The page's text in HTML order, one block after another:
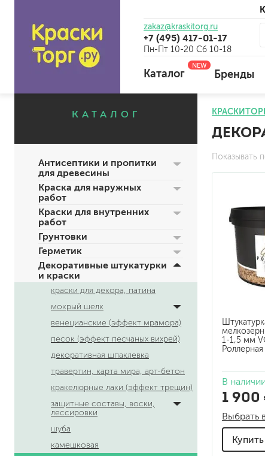
zakaz@kraskitorg.ru
+7 (495) 417-01-17
Пн-Пт 10-20 Сб 10-18
Каталог
NEW
для наружных работ
для внутренних работ
универсальные
отбеливающие
универсальные
бетоноконтакт и для
для древесины
по металлу
под декоративные
для гипсокартона
под штукатурку
для паркета и
для стен, потолков
Бренды
КАТАЛОГ
Антисептики и пропитки
для древесины
Краска для наружных
работ
Краски для внутренних
работ
Грунтовки
Герметик
Декоративные штукатурки
и краски
краски для декора, патина
мокрый шелк
венецианские (эффект мрамора)
песок (эффект песчаных вихрей)
декоративная шпаклевка
травертин, карта мира, арт-бетон
кракелюрные лаки (эффект трещин)
защитные составы, воски,
лессировки
шуба
камешковая
Показывать
1-1,5 мм
Роллерная
В
1 900
Выбрать
Купить